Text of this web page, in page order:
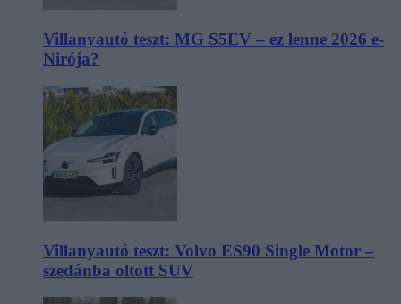
Villanyautó teszt: MG S5EV – ez lenne 2026 e-
Nirója?
Villanyautó teszt: Volvo ES90 Single Motor –
szedánba oltott SUV